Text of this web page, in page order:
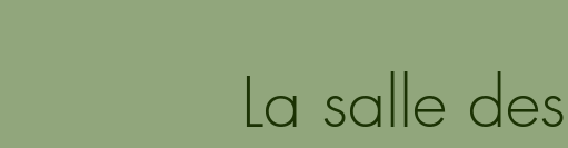
La salle